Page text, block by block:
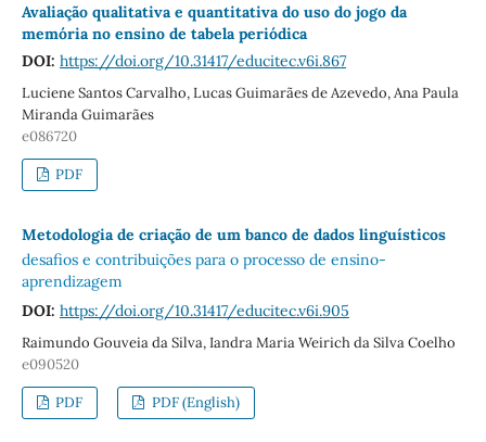
Avaliação qualitativa e quantitativa do uso do jogo da
memória no ensino de tabela periódica
DOI: https://doi.org/10.31417/educitec.v6i.867
Luciene Santos Carvalho, Lucas Guimarães de Azevedo, Ana Paula
Miranda Guimarães
e086720
PDF
Metodologia de criação de um banco de dados linguísticos
desafios e contribuições para o processo de ensino-
aprendizagem
DOI: https://doi.org/10.31417/educitec.v6i.905
Raimundo Gouveia da Silva, Iandra Maria Weirich da Silva Coelho
e090520
PDF PDF (English)